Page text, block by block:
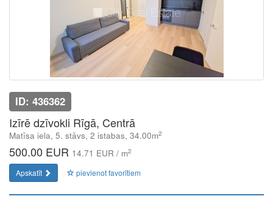
ID: 436362
Izīrē dzīvokli Rīgā, Centrā
Matīsa iela, 5. stāvs, 2 istabas, 34.00m2
500.00 EUR 14.71 EUR / m2
Apskatīt pievienot favorītiem